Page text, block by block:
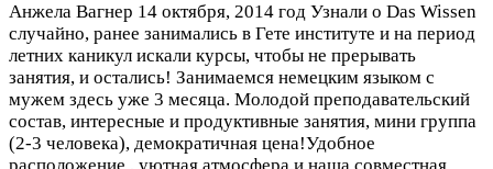
Анжела Вагнер 14 октября, 2014 год Узнали о Das Wissen
случайно, ранее занимались в Гете институте и на период
летних каникул искали курсы, чтобы не прерывать
занятия, и остались! Занимаемся немецким языком с
мужем здесь уже 3 месяца. Молодой преподавательский
состав, интересные и продуктивные занятия, мини группа
(2-3 человека), демократичная цена!Удобное